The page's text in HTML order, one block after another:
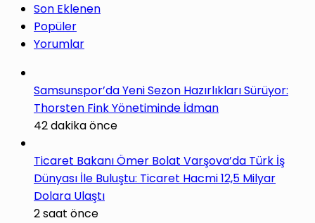
Son Eklenen
Popüler
Yorumlar
Samsunspor’da Yeni Sezon Hazırlıkları Sürüyor:
Thorsten Fink Yönetiminde İdman
42 dakika önce
Ticaret Bakanı Ömer Bolat Varşova’da Türk İş
Dünyası İle Buluştu: Ticaret Hacmi 12,5 Milyar
Dolara Ulaştı
2 saat önce